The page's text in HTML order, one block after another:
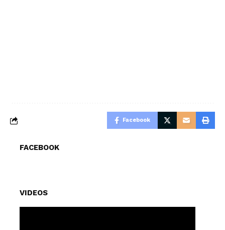
Facebook
FACEBOOK
VIDEOS